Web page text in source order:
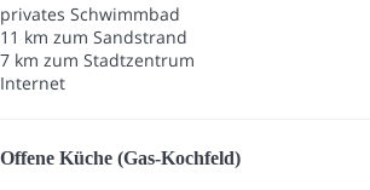
privates Schwimmbad
11 km zum Sandstrand
7 km zum Stadtzentrum
Internet
Offene Küche (Gas-Kochfeld)